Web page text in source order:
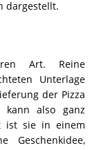
dargestellt.
Art. Reine
Unterlage
der Pizza
kann also ganz
ist sie in einem
Geschenkidee,